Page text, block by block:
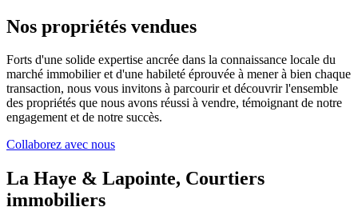
Nos propriétés vendues
Forts d'une solide expertise ancrée dans la connaissance locale du
marché immobilier et d'une habileté éprouvée à mener à bien chaque
transaction, nous vous invitons à parcourir et découvrir l'ensemble
des propriétés que nous avons réussi à vendre, témoignant de notre
engagement et de notre succès.
Collaborez avec nous
La Haye & Lapointe, Courtiers
immobiliers